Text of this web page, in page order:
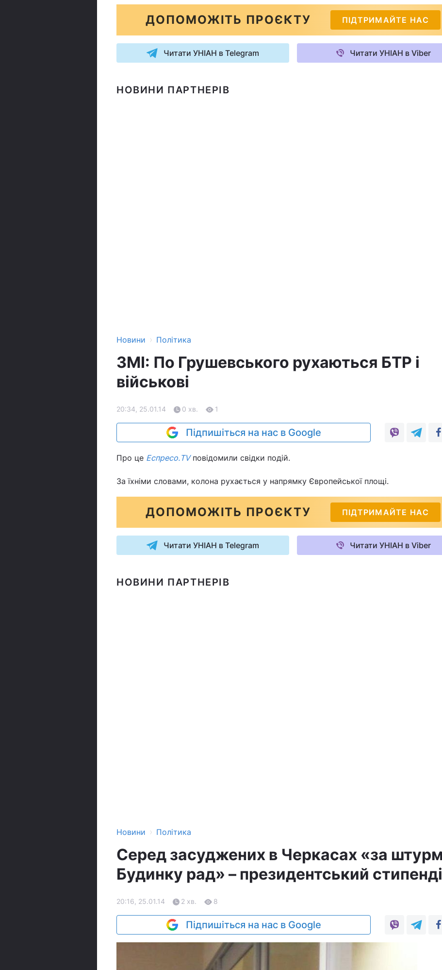
ДОПОМОЖІТЬ ПРОЄКТУ ПІДТРИМАЙТЕ НАС
Читати УНІАН в Telegram Читати УНІАН в Viber
НОВИНИ ПАРТНЕРІВ
Новини › Політика
ЗМІ: По Грушевського рухаються БТР і
військові
20:34, 25.01.14 0 хв. 1
Підпишіться на нас в Google
Про це Еспресо.TVповідомили свідки подій.
За їхніми словами, колона рухається у напрямку Європейської площі.
ДОПОМОЖІТЬ ПРОЄКТУ ПІДТРИМАЙТЕ НАС
Читати УНІАН в Telegram Читати УНІАН в Viber
НОВИНИ ПАРТНЕРІВ
Новини › Політика
Серед засуджених в Черкасах «за штурм
Будинку рад» – президентський
20:16, 25.01.14 2 хв. 8
Підпишіться на нас в Google